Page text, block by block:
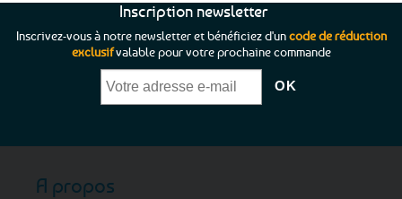
Inscription newsletter
Inscrivez-vous à notre newsletter et bénéficiez d'uncode de réduction
exclusifvalable pour votre prochaine commande
A propos